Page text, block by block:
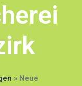
» Neue